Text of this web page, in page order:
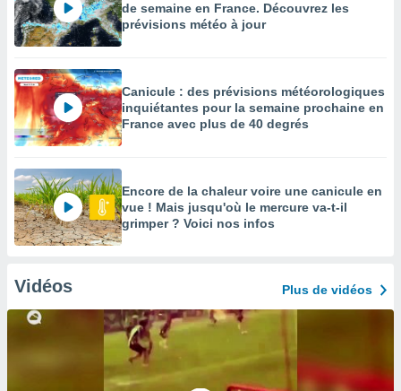
de semaine en France. Découvrez les
prévisions météo à jour
Canicule : des prévisions météorologiques
inquiétantes pour la semaine prochaine en
France avec plus de 40 degrés
Encore de la chaleur voire une canicule en
vue ! Mais jusqu'où le mercure va-t-il
grimper ? Voici nos infos
Vidéos Plus de vidéos